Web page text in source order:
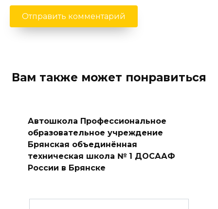
Вам также может понравиться
Автошкола Профессиональное
образовательное учреждение
Брянская объединённая
техническая школа № 1 ДОСААФ
России в Брянске